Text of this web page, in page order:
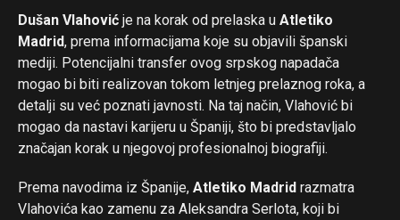
Dušan Vlahović je na korak od prelaska u Atletiko
Madrid, prema informacijama koje su objavili španski
mediji. Potencijalni transfer ovog srpskog napadača
mogao bi biti realizovan tokom letnjeg prelaznog roka, a
detalji su već poznati javnosti. Na taj način, Vlahović bi
mogao da nastavi karijeru u Španiji, što bi predstavljalo
značajan korak u njegovoj profesionalnoj biografiji.
Prema navodima iz Španije, Atletiko Madrid razmatra
Vlahovića kao zamenu za Aleksandra Serlota, koji bi